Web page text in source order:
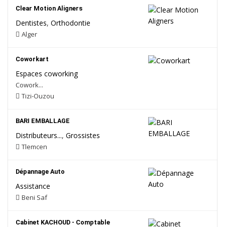
Clear Motion Aligners
Dentistes, Orthodontie
Alger
Coworkart
Espaces coworking
Cowork...
Tizi-Ouzou
BARI EMBALLAGE
Distributeurs..., Grossistes
Tlemcen
Dépannage Auto
Assistance
Beni Saf
Cabinet KACHOUD - Comptable